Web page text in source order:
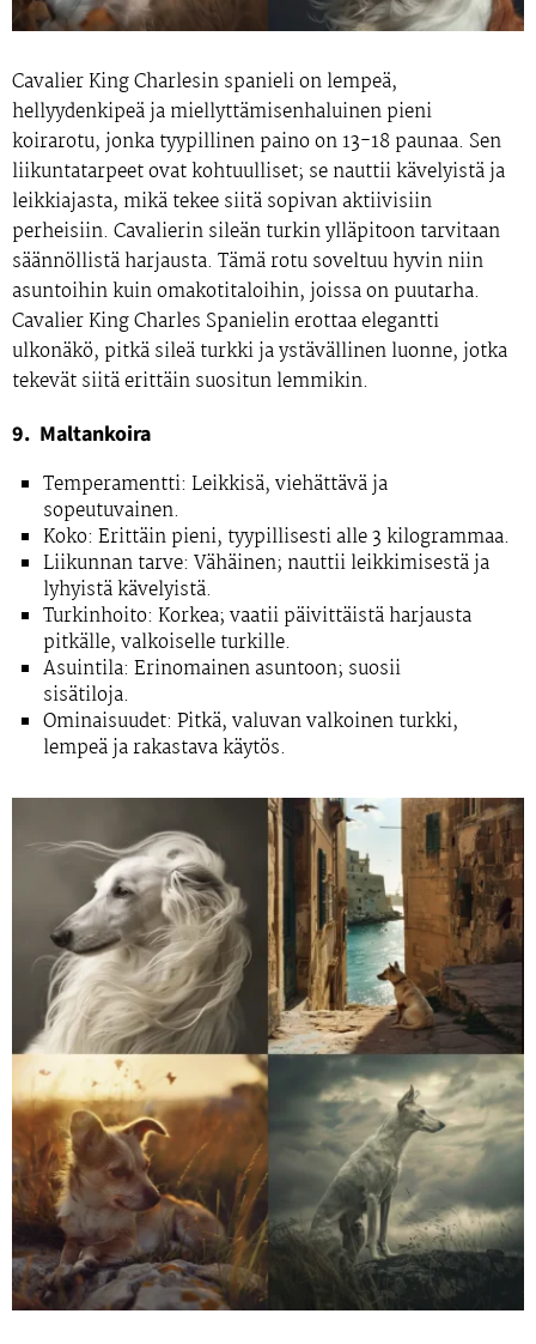
Cavalier King Charlesin spanieli on lempeä,
hellyydenkipeä ja miellyttämisenhaluinen pieni
koirarotu, jonka tyypillinen paino on 13-18 paunaa. Sen
liikuntatarpeet ovat kohtuulliset; se nauttii kävelyistä ja
leikkiajasta, mikä tekee siitä sopivan aktiivisiin
perheisiin. Cavalierin sileän turkin ylläpitoon tarvitaan
säännöllistä harjausta. Tämä rotu soveltuu hyvin niin
asuntoihin kuin omakotitaloihin, joissa on puutarha.
Cavalier King Charles Spanielin erottaa elegantti
ulkonäkö, pitkä sileä turkki ja ystävällinen luonne, jotka
tekevät siitä erittäin suositun lemmikin.
9. Maltankoira
Temperamentti: Leikkisä, viehättävä ja
sopeutuvainen.
Koko: Erittäin pieni, tyypillisesti alle 3 kilogrammaa.
Liikunnan tarve: Vähäinen; nauttii leikkimisestä ja
lyhyistä kävelyistä.
Turkinhoito: Korkea; vaatii päivittäistä harjausta
pitkälle, valkoiselle turkille.
Asuintila: Erinomainen asuntoon; suosii
sisätiloja.
Ominaisuudet: Pitkä, valuvan valkoinen turkki,
lempeä ja rakastava käytös.